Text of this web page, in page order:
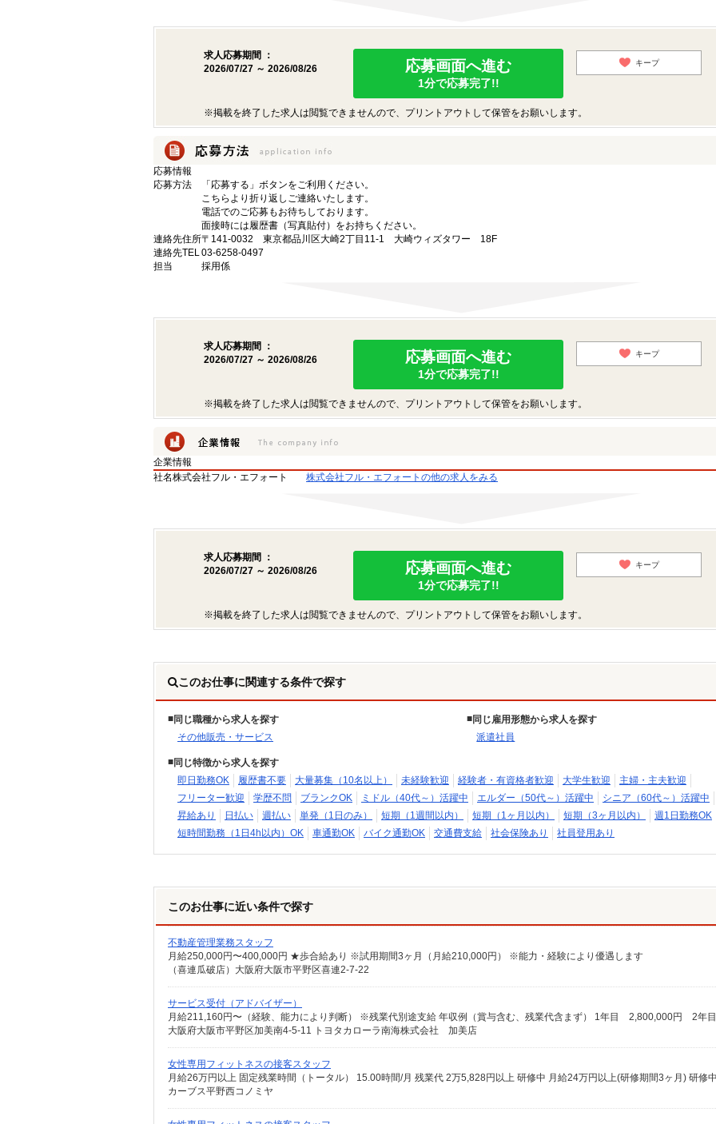
求人応募期間 ：
2026/07/27 ～ 2026/08/26
応募画面へ進む
1分で応募完了!!
キープ
※掲載を終了した求人は閲覧できませんので、プリントアウトして保管をお願いします。
応募情報
応募方法
「応募する」ボタンをご利用ください。
こちらより折り返しご連絡いたします。
電話でのご応募もお待ちしております。
面接時には履歴書（写真貼付）をお持ちください。
連絡先住所〒141-0032 東京都品川区大崎2丁目11-1 大崎ウィズタワー 18F
連絡先TEL03-6258-0497
担当
採用係
求人応募期間 ：
2026/07/27 ～ 2026/08/26
応募画面へ進む
1分で応募完了!!
キープ
※掲載を終了した求人は閲覧できませんので、プリントアウトして保管をお願いします。
企業情報
社名株式会社フル・エフォート 株式会社フル・エフォートの他の求人をみる
求人応募期間 ：
2026/07/27 ～ 2026/08/26
応募画面へ進む
1分で応募完了!!
キープ
※掲載を終了した求人は閲覧できませんので、プリントアウトして保管をお願いします。
このお仕事に関連する条件で探す
同じ職種から求人を探す
その他販売・サービス
同じ雇用形態から求人を探す
派遣社員
同じ特徴から求人を探す
即日勤務OK
履歴書不要 大量募集（10名以上） 未経験歓迎 経験者・有資格者歓迎 大学生歓迎
主婦・主夫歓迎
フリーター歓迎
学歴不問 ブランクOK ミドル（40代～）活躍中 エルダー（50代～）活躍中
シニア（60代～）活躍中
昇給あり
日払い 週払い 単発（1日のみ） 短期（1週間以内） 短期（1ヶ月以内） 短期（3ヶ月以内）
週1日勤務OK
短時間勤務（1日4h以内）OK
車通勤OK バイク通勤OK 交通費支給 社会保険あり 社員登用あり
このお仕事に近い条件で探す
不動産管理業務スタッフ
月給250,000円〜400,000円 ★歩合給あり ※試用期間3ヶ月（月給210,000円） ※能力・経験により優遇します
（喜連瓜破店）大阪府大阪市平野区喜連2-7-22
サービス受付（アドバイザー）
大阪府大阪市平野区加美南4-5-11 トヨタカローラ南海株式会社 加美店
女性専用フィットネスの接客スタッフ
カーブス平野西コノミヤ